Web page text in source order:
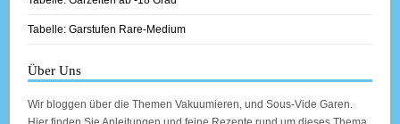
Tabelle: Garstufen Rare-Medium
Über Uns
Wir bloggen über die Themen Vakuumieren, und Sous-Vide Garen.